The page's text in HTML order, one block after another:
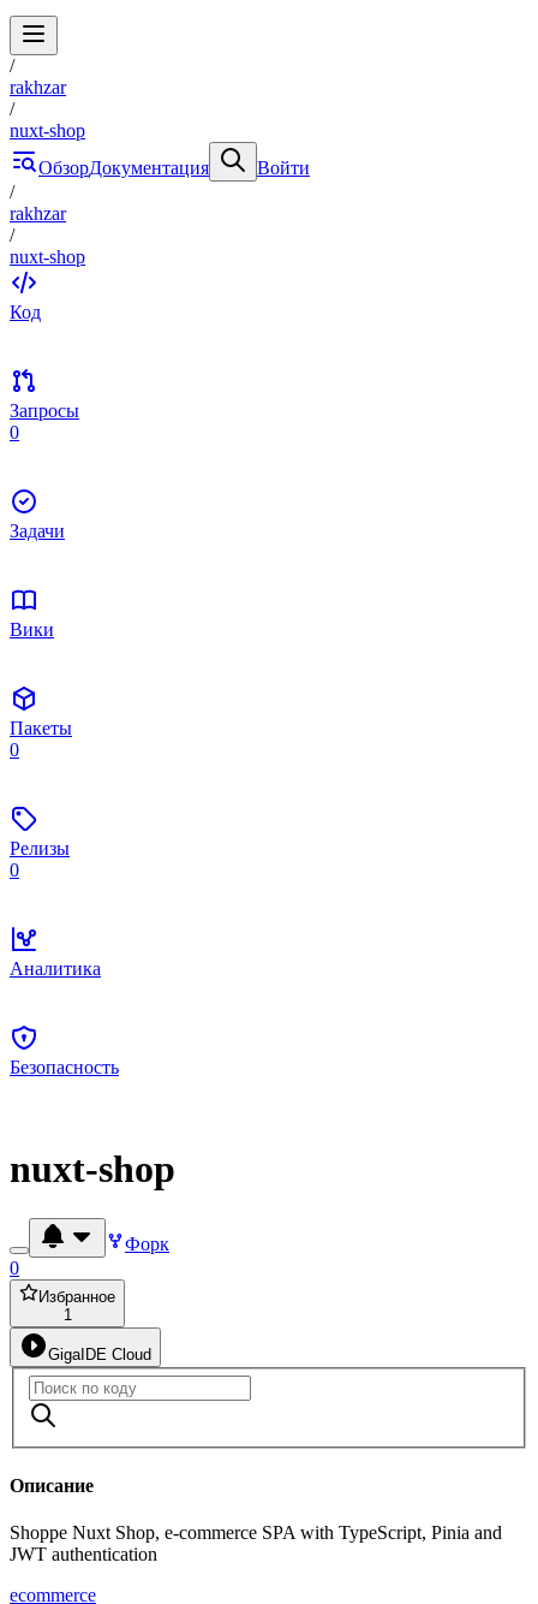
/
rakhzar
/
nuxt-shop
ОбзорДокументация
Войти
/
rakhzar
/
nuxt-shop
Код
Запросы
0
Задачи
Вики
Пакеты
0
Релизы
0
Аналитика
Безопасность
nuxt-shop
Форк
0
Избранное
1
GigaIDE Cloud
Описание
Shoppe Nuxt Shop, e-commerce SPA with TypeScript, Pinia and
JWT authentication
ecommerce